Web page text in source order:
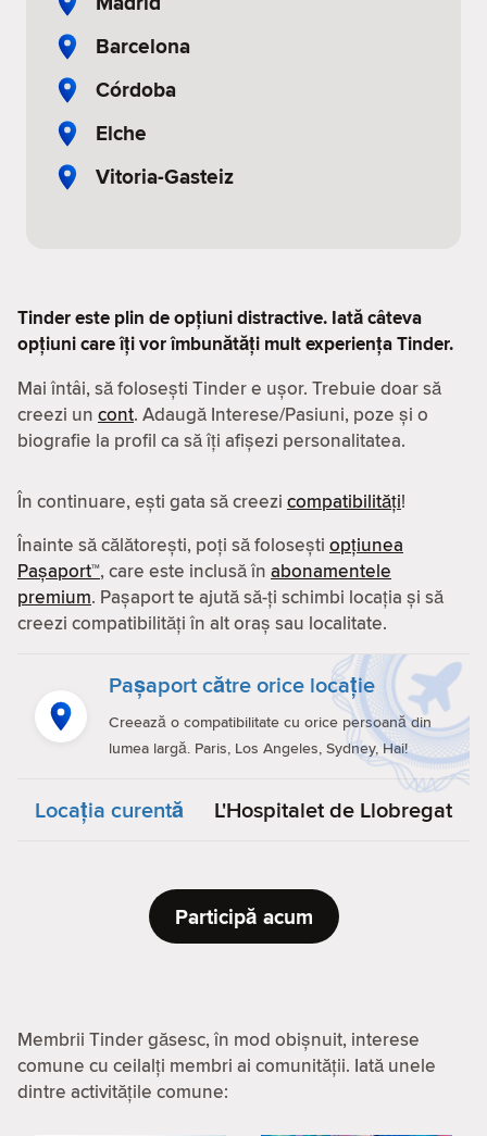
Barcelona
Córdoba
Elche
Vitoria-Gasteiz
Tinder este plin de opțiuni distractive. Iată câteva
opțiuni care îți vor îmbunătăți mult experiența Tinder.
Mai întâi, să folosești Tinder e ușor. Trebuie doar să
creezi un cont. Adaugă Interese/Pasiuni, poze și o
biografie la profil ca să îți afișezi personalitatea.
În continuare, ești gata să creezi compatibilităţi!
Înainte să călătorești, poți să folosești opțiunea
Pașaport™, care este inclusă în abonamentele
premium. Pașaport te ajută să-ți schimbi locația și să
creezi compatibilităţi în alt oraș sau localitate.
Pașaport către orice locație
Creează o compatibilitate cu orice persoană din
lumea largă. Paris, Los Angeles, Sydney, Hai!
Locaţia curentă L'Hospitalet de Llobregat
Participă acum
Membrii Tinder găsesc, în mod obișnuit, interese
comune cu ceilalți membri ai comunității. Iată unele
dintre activitățile comune: